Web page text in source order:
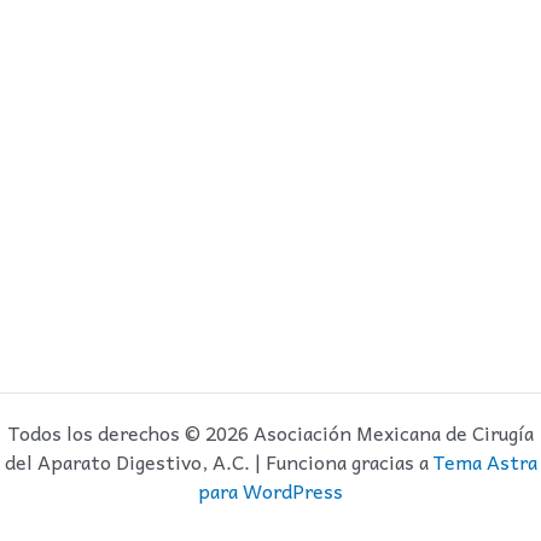
Todos los derechos © 2026 Asociación Mexicana de Cirugía
del Aparato Digestivo, A.C. | Funciona gracias aTema Astra
para WordPress